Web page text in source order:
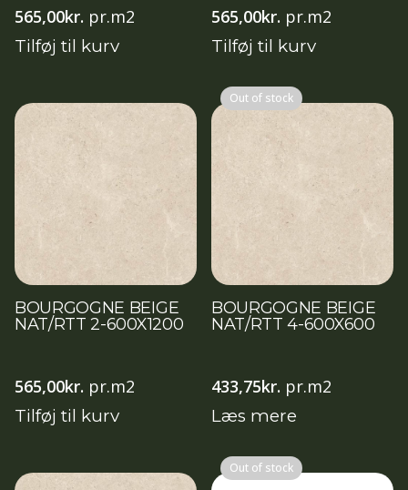
565,00kr. pr.m2
Tilføj til kurv
565,00kr. pr.m2
Tilføj til kurv
BOURGOGNE BEIGE
NAT/RTT 2-600X1200
565,00kr. pr.m2
Tilføj til kurv
Out of stock
BOURGOGNE BEIGE
NAT/RTT 4-600X600
433,75kr. pr.m2
Læs mere
Out of stock